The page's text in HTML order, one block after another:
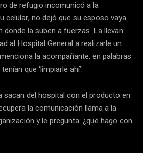
de refugio incomunicó a la
celular, no dejó que su esposo vaya
donde la suben a fuerzas. La llevan
al Hospital General a realizarle un
la acompañante, en palabras
que ‘limpiarle ahí’.
sacan del hospital con el producto en
la comunicación llama a la
y le pregunta: ¿qué hago con